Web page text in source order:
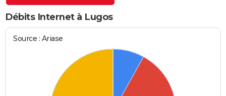
Bricolage
Lifestyle
Culture
Sport
Auto
Television
Voyage
Cinema
Débits Internet à Lugos
Source : Ariase